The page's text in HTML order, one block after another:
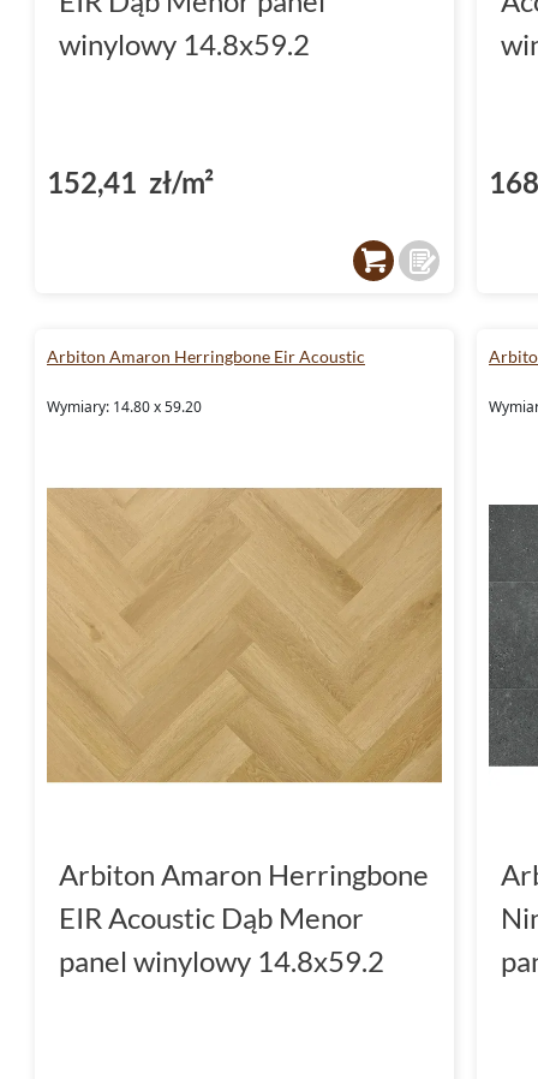
winylowy 14.8x59.2
152,41 zł/m²
Arbiton Amaron Herringbone Eir Acoustic
Wymiary: 14.80 x 59.20
Arbiton Amaron Herringbone
EIR Acoustic Dąb Menor
panel winylowy 14.8x59.2